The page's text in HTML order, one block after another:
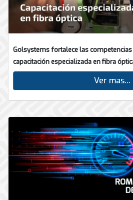
Golsystems fortalece las
capacitación especializada en fibra
Ver mas...